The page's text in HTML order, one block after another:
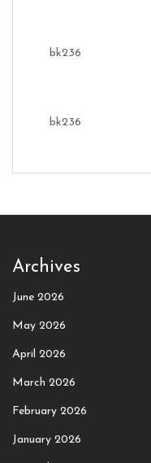
bk236
bk236
Archives
June 2026
May 2026
April 2026
March 2026
February 2026
January 2026